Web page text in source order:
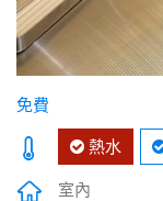
免費
熱水
室內